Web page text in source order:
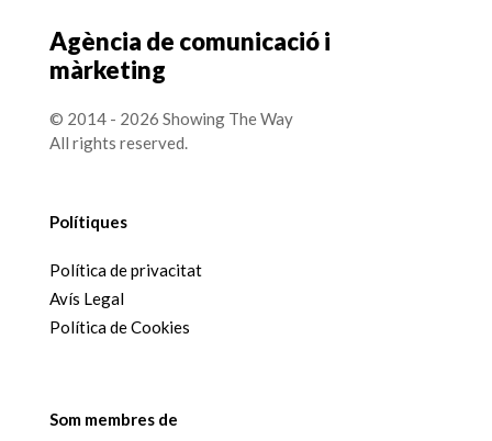
Agència de comunicació i
màrketing
© 2014 - 2026 Showing The Way
All rights reserved.
Polítiques
Política de privacitat
Avís Legal
Política de Cookies
Som membres de